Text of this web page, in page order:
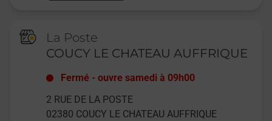
La Poste
COUCY LE CHATEAU AUFFRIQUE
Fermé -ouvre samedi à 09h00
2 RUE DE LA POSTE
02380 COUCY LE CHATEAU AUFFRIQUE